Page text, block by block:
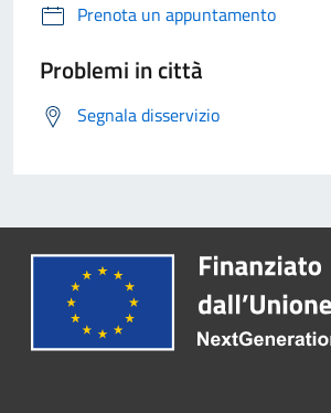
Prenota un appuntamento
Problemi in città
Segnala disservizio